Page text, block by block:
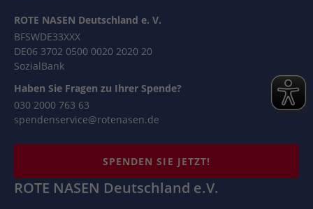
ROTE NASEN Deutschland e. V.
BFSWDE33XXX
DE06 3702 0500 0020 2020 20
SozialBank
Haben Sie Fragen zu Ihrer Spende?
030 2000 763 63
spendenservice@rotenasen.de
SPENDEN SIE JETZT!
ROTE NASEN Deutschland e.V.